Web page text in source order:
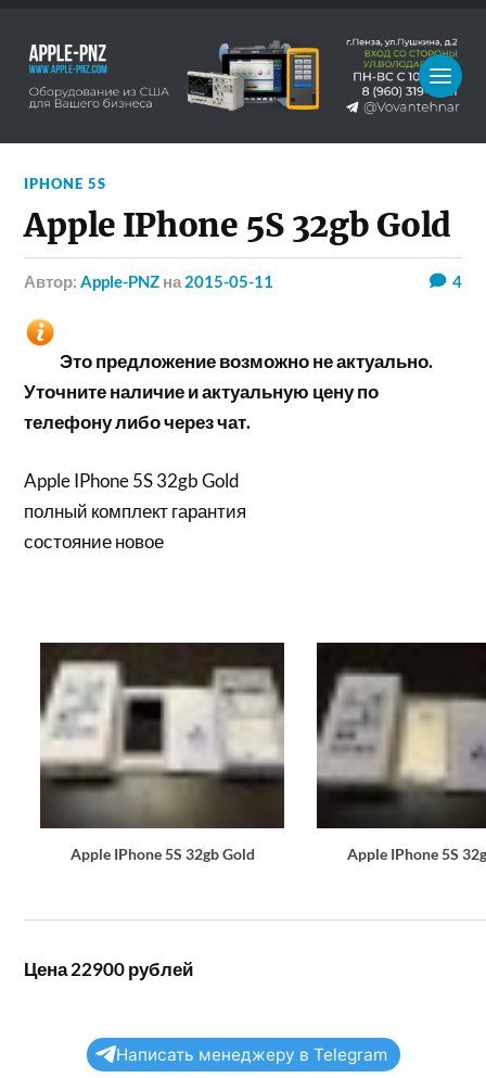
IPHONE 5S
Apple IPhone 5S 32gb Gold
Автор:Apple-PNZ на 2015-05-11 4
Это предложение возможно не актуально.
Уточните наличие и актуальную цену по
телефону либо через чат.
Apple IPhone 5S 32gb Gold
полный комплект гарантия
состояние новое
Apple IPhone 5S 32gb Gold Apple IPhone 5S
Цена 22900 рублей
Написать менеджеру в Telegram